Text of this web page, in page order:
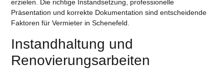
erzielen. Die richtige Instandsetzung, professionelle
Präsentation und korrekte Dokumentation sind entscheidende
Faktoren für Vermieter in Schenefeld.
Instandhaltung und
Renovierungsarbeiten